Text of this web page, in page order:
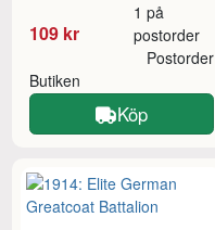
109 kr
1 på
postorder
Butiken
Postorder
Köp